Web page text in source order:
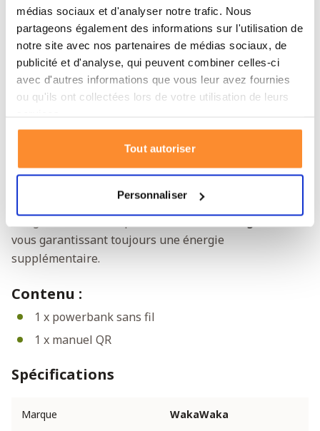
médias sociaux et d'analyser notre trafic. Nous
partageons également des informations sur l'utilisation de
notre site avec nos partenaires de médias sociaux, de
publicité et d'analyse, qui peuvent combiner celles-ci
avec d'autres informations que vous leur avez fournies
ou qu'ils ont collectées lors de votre utilisation de leurs
Tout autoriser
Personnaliser
sont pris en charge avec une recharge sans fil de 15 W
et les appareils Apple via MagSafe 7,5 W. Fixez-le
simplement à l'arrière de votre iPhone ou d'autres
appareils compatibles Qi pour le recharger.
Durable et polyvalent
L'aluminium et l'alliage de zinc de haute qualité
rendent la powerbank solide et fiable. Grâce à l'anneau
pratique de la powerbank, la Power Pro peut
est parfaite pour les déplacements, en situation
d'urgence ou comme partie de votrekit d'urgence,
vous garantissant toujours une énergie
supplémentaire.
Contenu :
1 x powerbank sans fil
1 x manuel QR
Spécifications
Marque WakaWaka